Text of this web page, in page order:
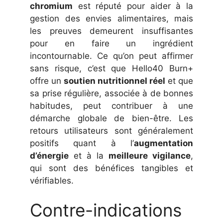
chromium est réputé pour aider à la
gestion des envies alimentaires, mais
les preuves demeurent insuffisantes
pour en faire un ingrédient
incontournable. Ce qu’on peut affirmer
sans risque, c’est que Hello40 Burn+
offre un soutien nutritionnel réel et que
sa prise régulière, associée à de bonnes
habitudes, peut contribuer à une
démarche globale de bien-être. Les
retours utilisateurs sont généralement
positifs quant à l’augmentation
d’énergie et à la meilleure vigilance,
qui sont des bénéfices tangibles et
vérifiables.
Contre-indications